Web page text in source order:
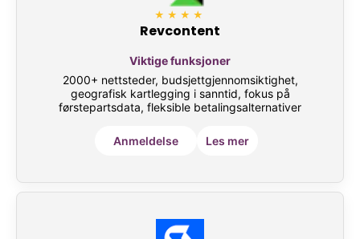
★★★★
Revcontent
Viktige funksjoner
2000+ nettsteder, budsjettgjennomsiktighet,
geografisk kartlegging i sanntid, fokus på
førstepartsdata, fleksible betalingsalternativer
Anmeldelse Les mer